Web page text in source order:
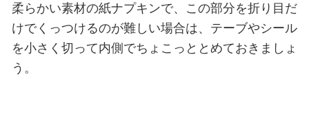
柔らかい素材の紙ナプキンで、この部分を折り目だ
けでくっつけるのが難しい場合は、テーブやシール
を小さく切って内側でちょこっととめておきましょ
う。